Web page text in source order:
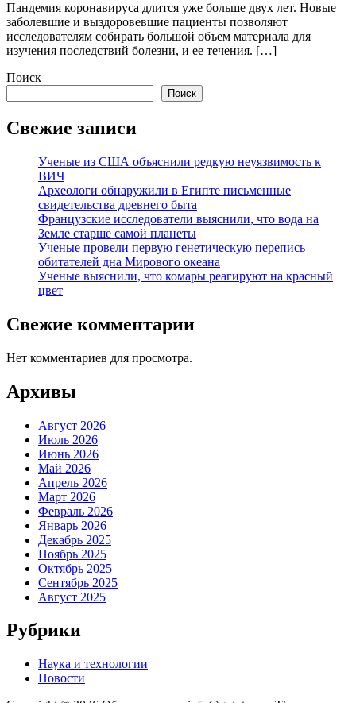
Пандемия коронавируса длится уже больше двух лет. Новые
заболевшие и выздоровевшие пациенты позволяют
исследователям собирать большой объем материала для
изучения последствий болезни, и ее течения. […]
Поиск
Поиск
Свежие записи
Ученые из США объяснили редкую неуязвимость к
ВИЧ
Археологи обнаружили в Египте письменные
свидетельства древнего быта
Французские исследователи выяснили, что вода на
Земле старше самой планеты
Ученые провели первую генетическую перепись
обитателей дна Мирового океана
Ученые выяснили, что комары реагируют на красный
цвет
Свежие комментарии
Нет комментариев для просмотра.
Архивы
Август 2026
Июль 2026
Июнь 2026
Май 2026
Апрель 2026
Март 2026
Февраль 2026
Январь 2026
Декабрь 2025
Ноябрь 2025
Октябрь 2025
Сентябрь 2025
Август 2025
Рубрики
Наука и технологии
Новости